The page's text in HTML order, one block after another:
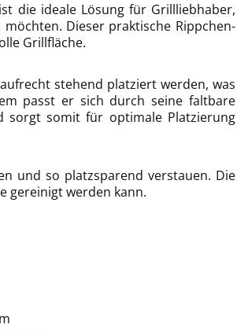
die ideale Lösung für Grillliebhaber,
Dieser praktische Rippchen-
Grillfläche.
stehend platziert werden, was
passt er sich durch seine faltbare
sorgt somit für optimale Platzierung
und so platzsparend verstauen. Die
gereinigt werden kann.